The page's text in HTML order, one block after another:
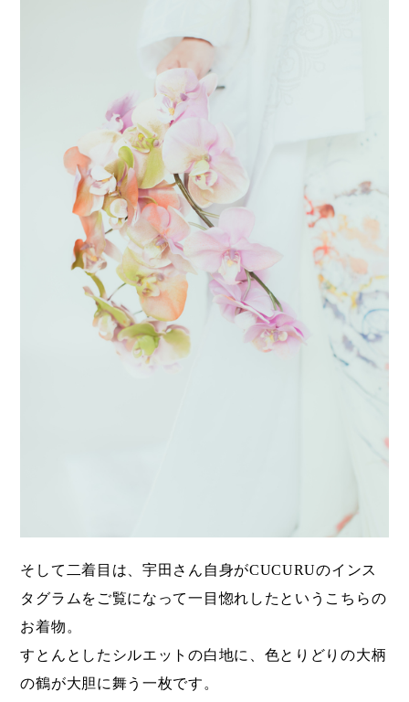
そして二着目は、宇田さん自身がCUCURUのインス
タグラムをご覧になって一目惚れしたというこちらの
お着物。
すとんとしたシルエットの白地に、色とりどりの大柄
の鶴が大胆に舞う一枚です。